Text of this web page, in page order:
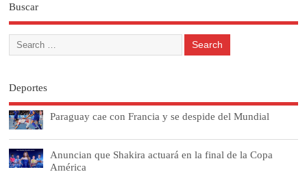
Buscar
Deportes
Paraguay cae con Francia y se despide del Mundial
Anuncian que Shakira actuará en la final de la Copa
América